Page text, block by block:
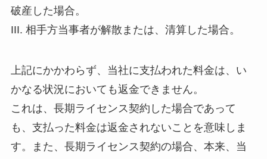
破産した場合。
III. 相手方当事者が解散または、清算した場合。
上記にかかわらず、当社に支払われた料金は、い
かなる状況においても返金できません。
これは、長期ライセンス契約した場合であって
も、支払った料金は返金されないことを意味しま
す。また、長期ライセンス契約の場合、本来、当